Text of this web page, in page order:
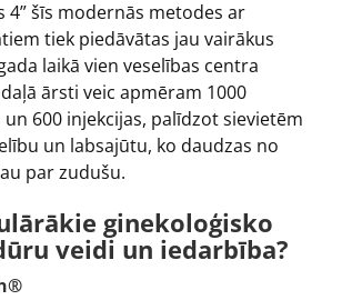
4” šīs modernās metodes ar
tiek piedāvātas jau vairākus
laikā vien veselības centra
ārsti veic apmēram 1000
600 injekcijas, palīdzot sievietēm
un labsajūtu, ko daudzas no
par zudušu.
ginekoloģisko
veidi un iedarbība?